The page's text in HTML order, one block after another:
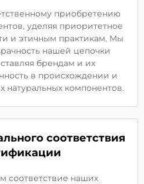
приобретению
уделяя приоритетное
и этичным практикам. Мы
нашей цепочки
брендам и их
в происхождении и
натуральных компонентов.
соответствия
соответствие наших